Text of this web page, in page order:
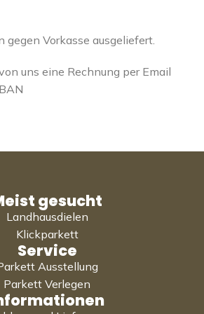
gegen Vorkasse ausgeliefert.
uns eine Rechnung per Email
gesucht
Landhausdielen
Klickparkett
Service
Ausstellung
Parkett Verlegen